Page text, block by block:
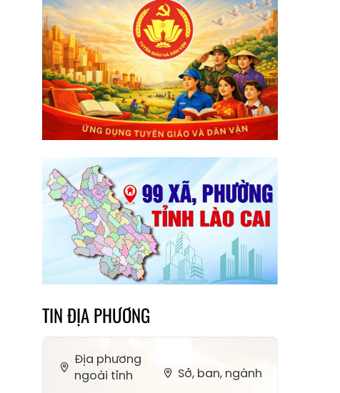
TIN ĐỊA PHƯƠNG
Địa phương
ngoài tỉnh
Sở, ban, ngành